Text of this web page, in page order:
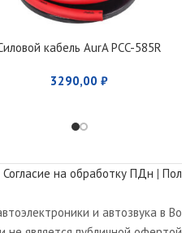
кабель AurA PCC-585R
3290,00₽
Согласие на обработку ПДн |
и автозвука в